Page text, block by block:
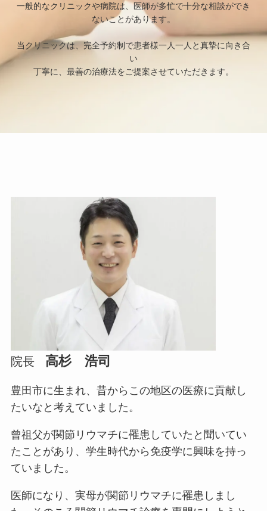
一般的なクリニックや病院は、医師が多忙で十分な相談ができ
ないことがあります。
当クリニックは、完全予約制で患者様一人一人と真摯に向き合
い
丁寧に、最善の治療法をご提案させていただきます。
院長 高杉 浩司
豊田市に生まれ、昔からこの地区の医療に貢献し
たいなと考えていました。
曾祖父が関節リウマチに罹患していたと聞いてい
たことがあり、学生時代から免疫学に興味を持っ
ていました。
医師になり、実母が関節リウマチに罹患しまし